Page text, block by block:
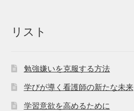
リスト
勉強嫌いを克服する方法
学びが導く看護師の新たな未来
学習意欲を高めるために